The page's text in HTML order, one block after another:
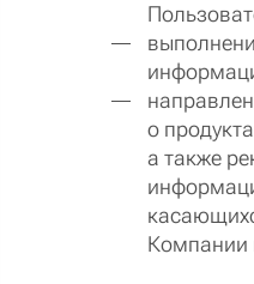
о
а также
Компании